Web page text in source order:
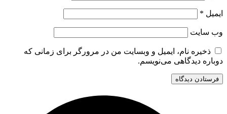
ایمیل *
وب‌ سایت
ذخیره نام، ایمیل و وبسایت من در مرورگر برای زمانی که
دوباره دیدگاهی می‌نویسم.